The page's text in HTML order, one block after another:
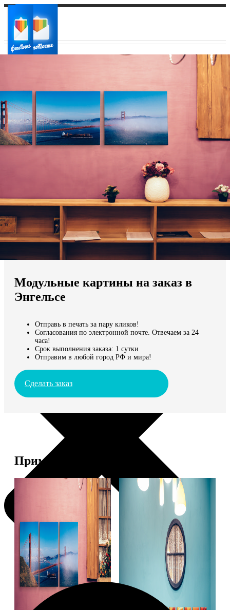
Ваш город:
Ваш регион доставки
Выберите из списка:
Мы доставляем по всему миру
Продолжить без города
Модульные картины на заказ в
Энгельсе
Отправь в печать за пару кликов!
Согласования по электронной почте. Отвечаем за 24
часа!
Срок выполнения заказа: 1 сутки
Отправим в любой город РФ и мира!
Сделать заказ
Примеры работ